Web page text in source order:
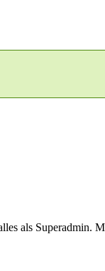
als Superadmin.